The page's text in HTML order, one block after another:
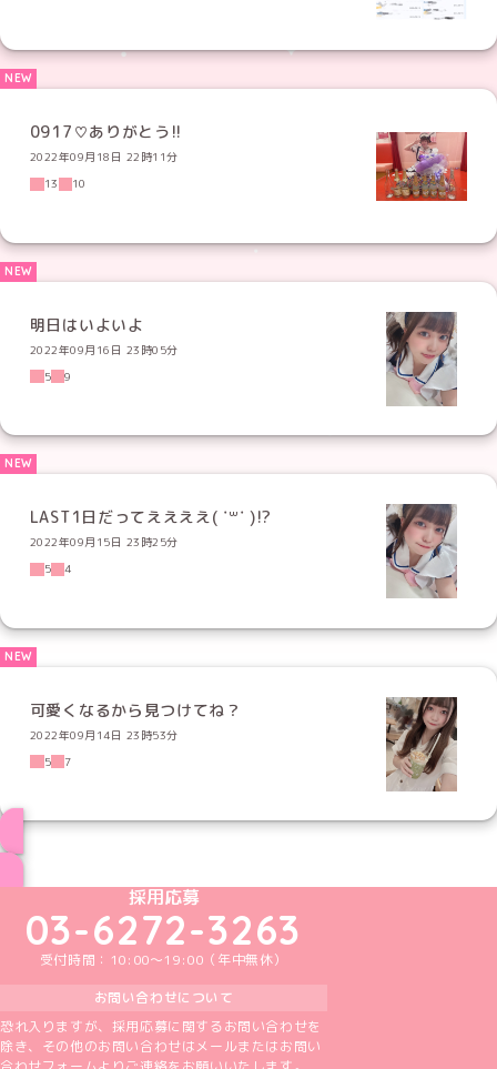
0917♡ありがとう!!
2022年09月18日 22時11分
13
10
明日はいよいよ
2022年09月16日 23時05分
5
9
LAST1日だってええええ( ˙꒳​˙ )!?
2022年09月15日 23時25分
5
4
可愛くなるから見つけてね？
2022年09月14日 23時53分
5
7
めいどりーみんTikTok公式アカウント
めいどりーみんX公式アカウント
めいどりーみんInstagram公式アカウント
めいどりーみんFacebook公式アカウン
めいどりーみんYouTube公式アカ
採用応募
03-6272-3263
受付時間：10:00～19:00（年中無休）
お問い合わせについて
恐れ入りますが、採用応募に関するお問い合わせを
除き、その他のお問い合わせはメールまたはお問い